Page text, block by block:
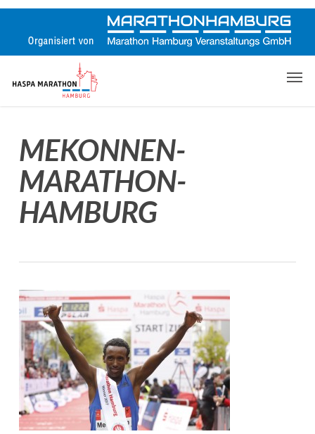
Skip
content
MEKONNEN-
MARATHON-
HAMBURG